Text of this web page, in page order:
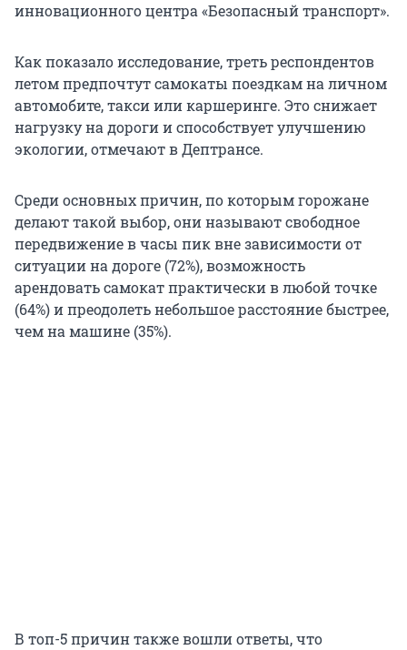
инновационного центра «Безопасный транспорт».
Как показало исследование, треть респондентов
летом предпочтут самокаты поездкам на личном
автомобите, такси или каршеринге. Это снижает
нагрузку на дороги и способствует улучшению
экологии, отмечают в Дептрансе.
Среди основных причин, по которым горожане
делают такой выбор, они называют свободное
передвижение в часы пик вне зависимости от
ситуации на дороге (72%), возможность
арендовать самокат практически в любой точке
(64%) и преодолеть небольшое расстояние быстрее,
чем на машине (35%).
В топ-5 причин также вошли ответы, что